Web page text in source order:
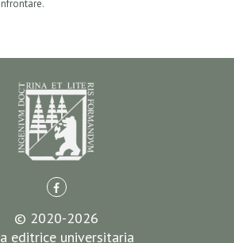
© 2020-2026
editrice universitaria